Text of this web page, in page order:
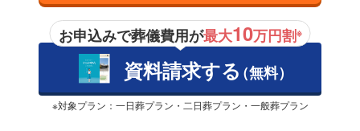
お申込みで葬儀費用が最大10万円割※
資料請求する（無料）
※対象プラン：一日葬プラン・二日葬プラン・一般葬プラン